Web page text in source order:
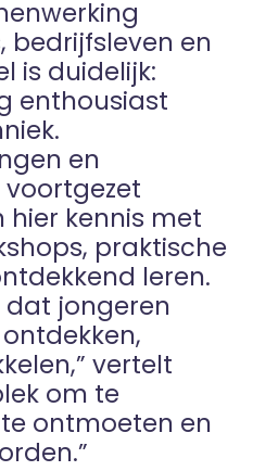
bedrijfsleven en
is duidelijk:
enthousiast
en
kennis met
praktische
leren.
dat jongeren
vertelt
om te
ontmoeten en